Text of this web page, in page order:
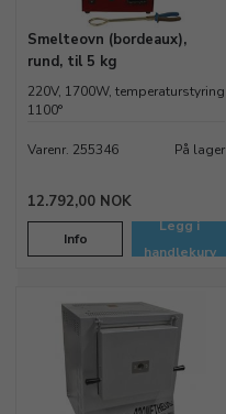
Smelteovn (bordeaux),
rund, til 5 kg
220V, 1700W, temperaturstyring
1100°
Varenr. 255346 På lager
12.792,00 NOK
Info
Legg i
handlekurv